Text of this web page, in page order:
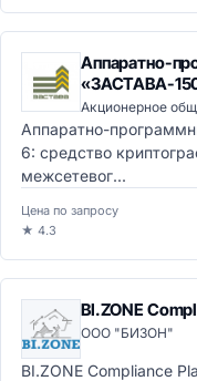
Аппаратно-
«ЗАСТАВА-
Акционерное
Аппаратно-
6: средство
межсетевог...
Цена по запросу
★ 4.3
BI.ZONE
ООО "БИЗОН"
BI.ZONE Compliance